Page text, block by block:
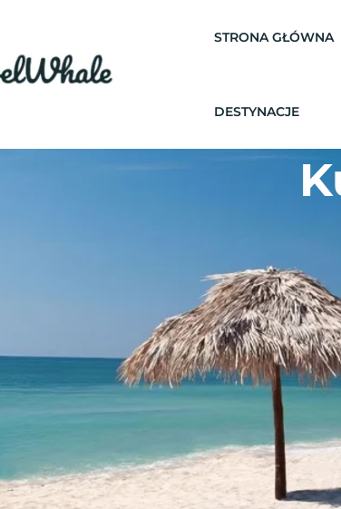
STRONA GŁÓWNA
DESTYNACJE